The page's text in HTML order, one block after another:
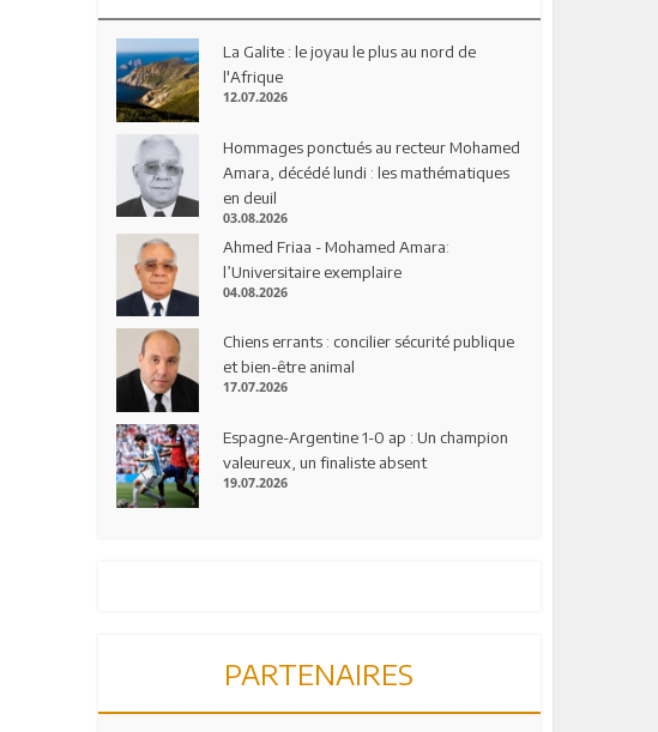
La Galite : le joyau le plus au nord de
l'Afrique
12.07.2026
Hommages ponctués au recteur Mohamed
Amara, décédé lundi : les mathématiques
en deuil
03.08.2026
Ahmed Friaa - Mohamed Amara:
l’Universitaire exemplaire
04.08.2026
Chiens errants : concilier sécurité publique
et bien-être animal
17.07.2026
Espagne-Argentine 1-0 ap : Un champion
valeureux, un finaliste absent
19.07.2026
PARTENAIRES